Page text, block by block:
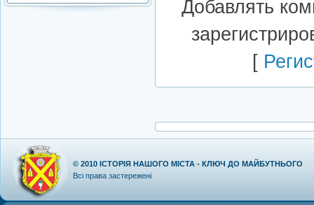
Добавлять
[
© 2010 ІСТОРІЯ НАШОГО МІСТА - КЛЮЧ ДО МАЙБУТНЬОГО
Всі права застережені